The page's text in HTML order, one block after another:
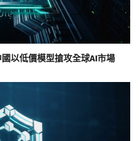
以低價模型搶攻全球AI市場